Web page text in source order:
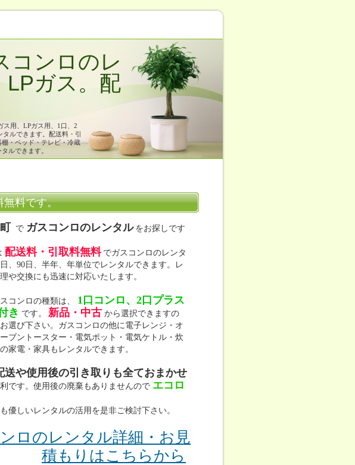
コンロのレ
LPガス。配
ス用、LPガス用、1口、2
ルできます。配送料・引
・ベッド・テレビ・冷蔵
ルできます。
無料です。
で ガスコンロのレンタル をお探しです
配送料・引取料無料 でガスコンロのレンタ
、90日、半年、年単位でレンタルできます。レ
や交換にも迅速に対応いたします。
コンロの種類は、
1口コンロ、2口プラス
き です。 新品・中古 から選択できますの
選び下さい。ガスコンロの他に電子レンジ・オ
ブントースター・電気ポット・電気ケトル・炊
家電・家具もレンタルできます。
送や使用後の引き取りも全ておまかせ
です。使用後の廃棄もありませんので エコロ
優しいレンタルの活用を是非ご検討下さい。
ロのレンタル詳細・お見
積もりはこちらから